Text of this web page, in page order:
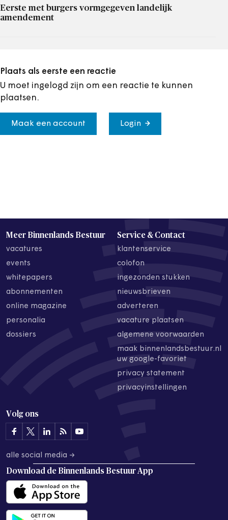
Eerste met burgers vormgegeven landelijk
amendement
Plaats als eerste een reactie
U moet ingelogd zijn om een reactie te kunnen
plaatsen.
Maak een account Login
Meer Binnenlands Bestuur
vacatures
events
whitepapers
abonnementen
online magazine
personalia
dossiers
Service & Contact
klantenservice
colofon
ingezonden stukken
nieuwsbrieven
adverteren
vacature plaatsen
algemene voorwaarden
maak binnenlandsbestuur.nl
uw google-favoriet
privacy statement
privacyinstellingen
Volg ons
alle social media →
Download de Binnenlands Bestuur App